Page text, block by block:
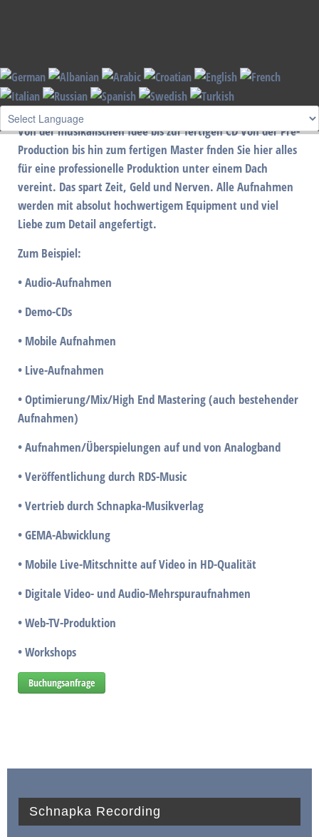
Leistungen
Von der musikalischen Idee bis zur fertigen CD Von der Pre-
Production bis hin zum fertigen Master fnden Sie hier alles
für eine professionelle Produktion unter einem Dach
vereint. Das spart Zeit, Geld und Nerven. Alle Aufnahmen
werden mit absolut hochwertigem Equipment und viel
Liebe zum Detail angefertigt.
Zum Beispiel:
• Audio-Aufnahmen
• Demo-CDs
• Mobile Aufnahmen
• Live-Aufnahmen
• Optimierung/Mix/High End Mastering (auch bestehender
Aufnahmen)
• Aufnahmen/Überspielungen auf und von Analogband
• Veröffentlichung durch RDS-Music
• Vertrieb durch Schnapka-Musikverlag
• GEMA-Abwicklung
• Mobile Live-Mitschnitte auf Video in HD-Qualität
• Digitale Video- und Audio-Mehrspuraufnahmen
• Web-TV-Produktion
• Workshops
Buchungsanfrage
Schnapka Recording